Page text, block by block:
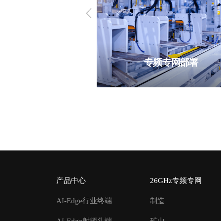
专频专网部署
产品中心
AI-Edge行业终端
26GHz专频专网
制造